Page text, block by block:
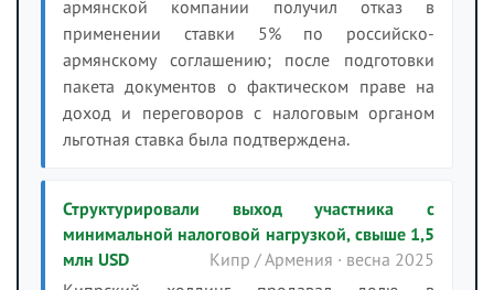
армянской компании получил отказ в
применении ставки 5% по российско-
армянскому соглашению; после подготовки
пакета документов о фактическом праве на
доход и переговоров с налоговым органом
льготная ставка была подтверждена.
Структурировали выход участника с
минимальной налоговой нагрузкой, свыше 1,5
млн USD
Кипр / Армения · весна 2025